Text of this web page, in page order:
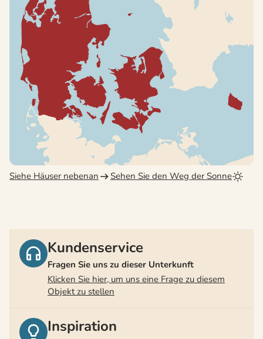
Siehe Häuser nebenan Sehen Sie den Weg der Sonne
Kundenservice
Fragen Sie uns zu dieser Unterkunft
Klicken Sie hier, um uns eine Frage zu diesem
Objekt zu stellen
Inspiration